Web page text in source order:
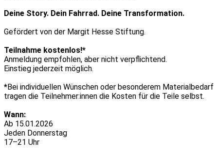
Deine Story. Dein Fahrrad. Deine Transformation.
Gefördert von der Margit Hesse Stiftung.
Teilnahme kostenlos!*
Anmeldung empfohlen, aber nicht verpflichtend.
Einstieg jederzeit möglich.
*Bei individuellen Wünschen oder besonderem Materialbedarf
tragen die Teilnehmer:innen die Kosten für die Teile selbst.
Wann:
Ab 15.01.2026
Jeden Donnerstag
17–21 Uhr